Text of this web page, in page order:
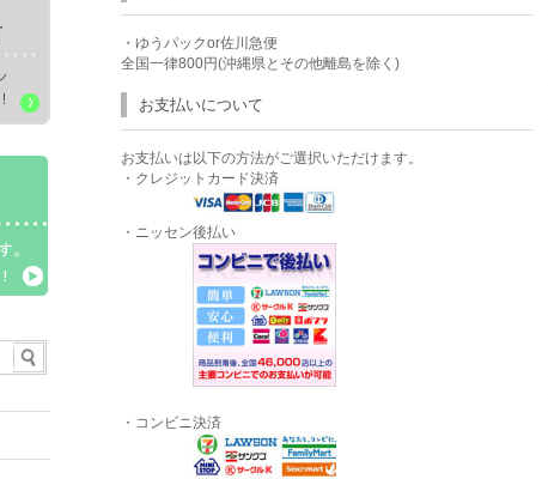
・ゆうパックor佐川急便
全国一律800円(沖縄県とその他離島を除く)
お支払いについて
お支払いは以下の方法がご選択いただけます。
・クレジットカード決済
・ニッセン後払い
・コンビニ決済